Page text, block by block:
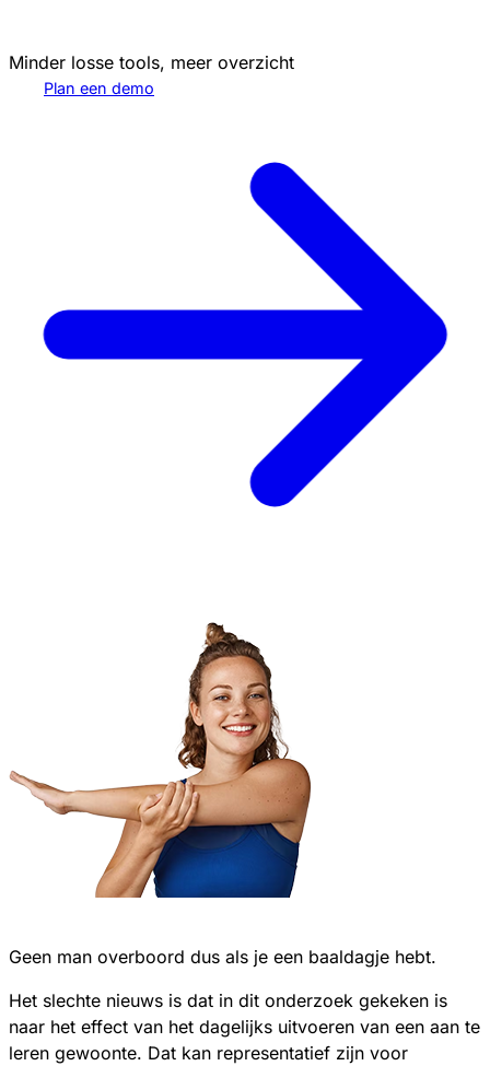
Minder losse tools, meer overzicht
Plan een demo
Geen man overboord dus als je een baaldagje hebt.
Het slechte nieuws is dat in dit onderzoek gekeken is
naar het effect van het dagelijks uitvoeren van een aan te
leren gewoonte. Dat kan representatief zijn voor